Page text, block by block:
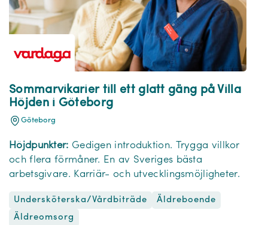
Sommarvikarier till ett glatt gäng på Villa
Höjden i Göteborg
Göteborg
Höjdpunkter: Gedigen introduktion. Trygga villkor
och flera förmåner. En av Sveriges bästa
arbetsgivare. Karriär- och utvecklingsmöjligheter.
Undersköterska/Vårdbiträde
Äldreboende
Äldreomsorg